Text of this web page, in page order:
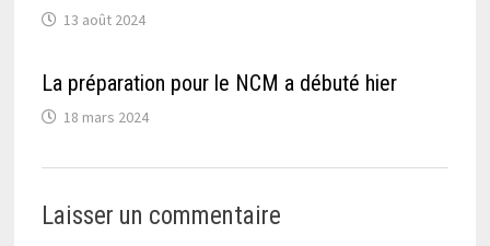
13 août 2024
La préparation pour le NCM a débuté hier
18 mars 2024
Laisser un commentaire